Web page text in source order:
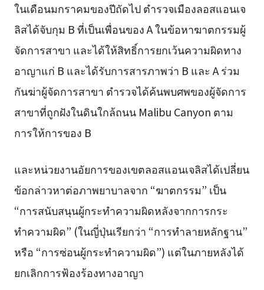
ในเดือนมกราคมของปีถัดไป ตำรวจเมืองลอสแอนเจ
ลิสได้จับกุม B ที่เป็นเพื่อนของ A ในข้อหาฆาตกรรมผู้
จัดการสาขา และได้ให้สิทธิ์การยกเว้นความผิดทาง
อาญาแก่ B และได้รับการสารภาพว่า B และ A ร่วม
กันฆ่าผู้จัดการสาขา ตำรวจได้ค้นพบศพของผู้จัดการ
สาขาที่ถูกฝังในดินใกล้ถนน Malibu Canyon ตาม
การให้การของ B
และหน่วยงานอัยการของเขตลอสแอนเจลิสได้เปลี่ยน
ข้อกล่าวหาต่อภาพยาบาลจาก “ฆาตกรรม” เป็น
“การสนับสนุนผู้กระทำความผิดหลังจากการกระ
ทำความผิด” (ในญี่ปุ่นเรียกว่า “การทำลายหลักฐาน”
หรือ “การซ่อนผู้กระทำความผิด”) แต่ในภายหลังได้
ยกเลิกการฟ้องร้องทางอาญา